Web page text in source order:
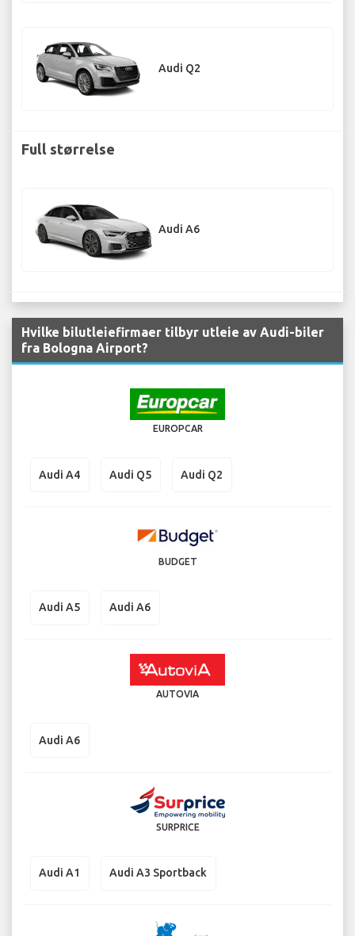
Audi Q2
Full størrelse
Audi A6
Hvilke bilutleiefirmaer tilbyr utleie av Audi-biler
fra Bologna Airport?
EUROPCAR
Audi A4 Audi Q5 Audi Q2
BUDGET
Audi A5 Audi A6
AUTOVIA
Audi A6
SURPRICE
Audi A1 Audi A3 Sportback